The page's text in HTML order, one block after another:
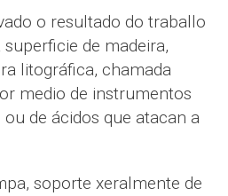
o resultado do traballo
de madeira,
litográfica, chamada
medio de instrumentos
de ácidos que atacan a
soporte xeralmente de